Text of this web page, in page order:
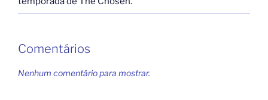
Comentários
Nenhum comentário para mostrar.